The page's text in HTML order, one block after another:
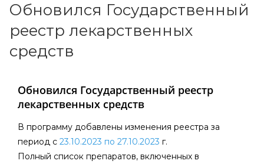
Обновился Государственный
реестр лекарственных
средств
Обновился Государственный реестр
лекарственных средств
В программу добавлены изменения реестра за
период c 23.10.2023 по 27.10.2023 г.
Полный список препаратов, включенных в